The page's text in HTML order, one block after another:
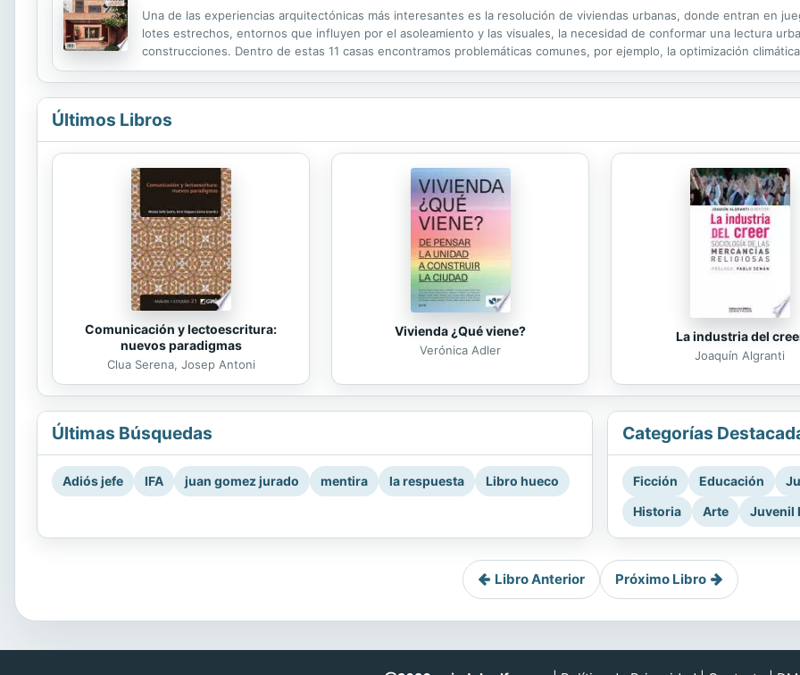
Una de las experiencias arquitectónicas más interesantes es la resolución de viviendas urbanas, donde entran en
lotes estrechos, entornos que influyen por el asoleamiento y las visuales, la necesidad de conformar una lectura
construcciones. Dentro de estas 11 casas encontramos problemáticas comunes, por ejemplo, la optimización
recursos. Éstos son aprovechados mediante distintas respuestas y procedimientos: cubiertas retráctiles que
Últimos Libros
Comunicación y lectoescritura:
nuevos paradigmas
Clua Serena, Josep Antoni
Vivienda ¿Qué viene?
Verónica Adler
La industria del
Joaquín Algranti
Últimas Búsquedas
Adiós jefe IFA juan gomez jurado mentira la respuesta Libro hueco
Categorías
Ficción Educación
Historia
Arte Juvenil
Libro Anterior Próximo Libro